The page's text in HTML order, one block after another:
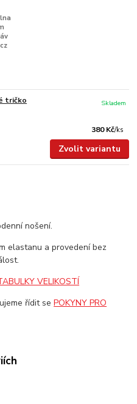
tričko
380 Kč/ks
Skladem
Zvolit variantu
nošení.
elastanu a provedení bez
VELIKOSTÍ
řídit sePOKYNY PRO